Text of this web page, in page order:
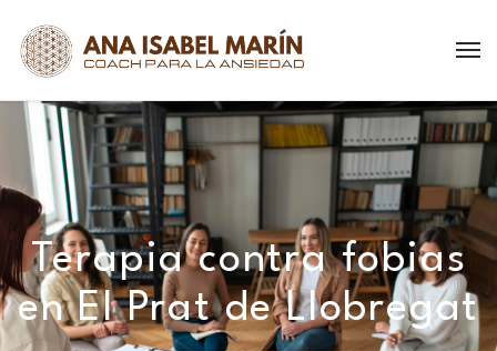
Terapia contra fobias
en El Prat de Llobregat